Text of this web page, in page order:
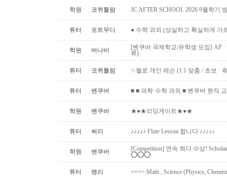
학원 코퀴틀람 JC AFTER SCHOOL 2026 9월학기
튜터 포트무디 ● 수학 과외 (성실하고 확실하게 가
학원 버나비
[벤쿠버 국제학교/유학생 모집] AP ·
류)
튜터 코퀴틀람 ✨첼로 개인 레슨 (1:1 맞춤 / 초보 ·
튜터 밴쿠버 ■ ■ 과학·수학 과외 ■ 벤쿠버 현직
학원 밴쿠버 ★●★리딩게이트★●★
튜터 써리 ♪♪♪♪♪ Flute Lesson 합니다 ♪♪♪♪♪
학원 밴쿠버
[Competition] 연속 최다 수상!
⭕️⭕️⭕️
튜터 랭리 ==== Math , Science (Physics,